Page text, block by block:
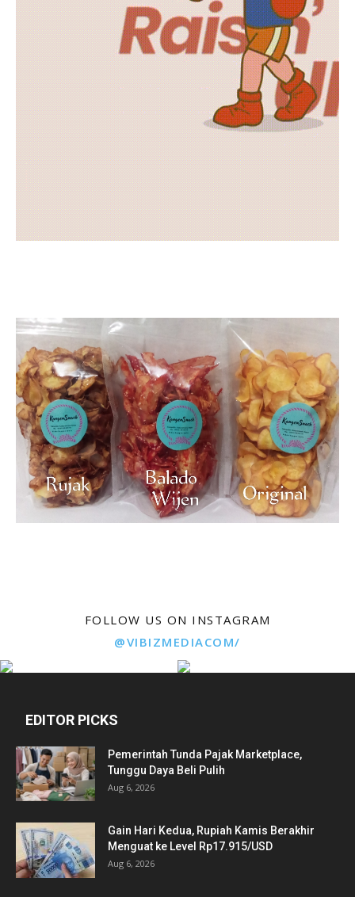
FOLLOW US ON INSTAGRAM
@VIBIZMEDIACOM/
EDITOR PICKS
Pemerintah Tunda Pajak Marketplace,
Tunggu Daya Beli Pulih
Aug 6, 2026
Gain Hari Kedua, Rupiah Kamis Berakhir
Menguat ke Level Rp17.915/USD
Aug 6, 2026